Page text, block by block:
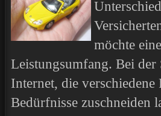
möchte
Leistungsumfang. Bei der
Internet, die
Bedürfnisse zuschneiden